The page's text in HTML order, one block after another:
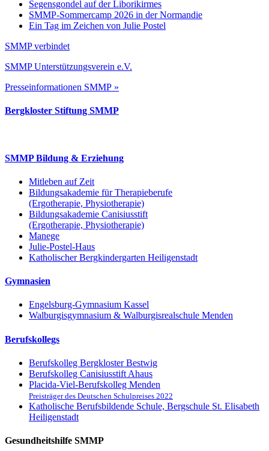
Segensgondel auf der Liborikirmes
SMMP-Sommercamp 2026 in der Normandie
Ein Tag im Zeichen von Julie Postel
SMMP verbindet
SMMP Unterstützungsverein e.V.
Presseinformationen SMMP »
Bergkloster Stiftung SMMP
SMMP Bildung & Erziehung
Mitleben auf Zeit
Bildungsakademie für Therapieberufe
(Ergotherapie, Physiotherapie)
Bildungsakademie Canisiusstift
(Ergotherapie, Physiotherapie)
Manege
Julie-Postel-Haus
Katholischer Bergkindergarten Heiligenstadt
Gymnasien
Engelsburg-Gymnasium Kassel
Walburgisgymnasium & Walburgisrealschule Menden
Berufskollegs
Berufskolleg Bergkloster Bestwig
Berufskolleg Canisiusstift Ahaus
Placida-Viel-Berufskolleg Menden
Preisträger des Deutschen Schulpreises 2022
Katholische Berufsbildende Schule, Bergschule St. Elisabeth
Heiligenstadt
Gesundheitshilfe SMMP